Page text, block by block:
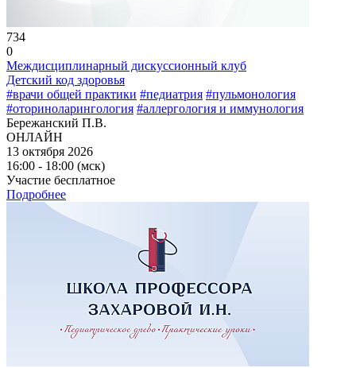
734
0
Междисциплинарный дискуссионный клуб
Детский код здоровья
#врачи общей практики #педиатрия #пульмонология
#оториноларингология #аллергология и иммунология
Бережанский П.В.
ОНЛАЙН
13 октября 2026
16:00 - 18:00 (мск)
Участие бесплатное
Подробнее